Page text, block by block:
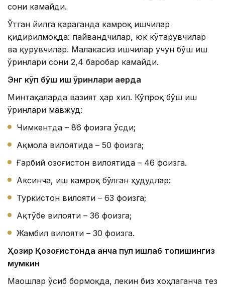
сони камайди.
Ўтган йилга қараганда камроқ ишчилар
қидирилмоқда: пайвандчилар, юк кўтарувчилар
ва қурувчилар. Малакасиз ишчилар учун бўш иш
ўринлари сони 2,4 баробар камайди.
Энг кўп бўш иш ўринлари қаерда
Минтақаларда вазият ҳар хил. Кўпроқ бўш иш
ўринлари мавжуд:
Чимкентда – 86 фоизга ўсди;
Ақмола вилоятида – 50 фоизга;
Ғарбий Қозоғистон вилоятида – 46 фоизга.
Аксинча, иш камроқ бўлган ҳудудлар:
Туркистон вилояти – 63 фоизга;
Ақтўбе вилояти – 36 фоизга;
Жамбил вилояти – 30 фоизга.
Ҳозир Қозоғистонда қанча пул ишлаб топишингиз
мумкин
Маошлар ўсиб бормоқда, лекин биз хоҳлаганча тез